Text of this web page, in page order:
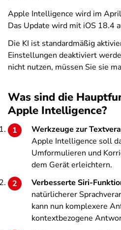
Apple Intelligence wird im
Das Update wird mit iOS 18.4
Die KI ist standardmäßig
Einstellungen deaktiviert
nicht nutzen, müssen Sie sie
Was sind die
Apple Intelligence?
Werkzeuge zur
Apple Intelligence soll
Umformulieren und
dem Gerät erleichtern.
Verbesserte Siri-
natürlicherer
kann nun komplexere
kontextbezogene